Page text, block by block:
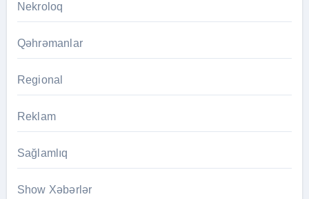
Nekroloq
Qəhrəmanlar
Regional
Reklam
Sağlamlıq
Show Xəbərlər